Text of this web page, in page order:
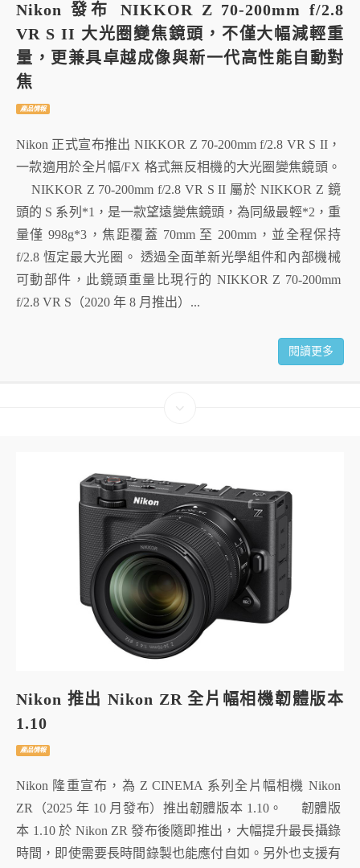
Nikon 發布 NIKKOR Z 70-200mm f/2.8
VR S II 大光圈變焦鏡頭，不僅大幅減輕重
量，更兼具卓越成像與新一代高性能自動對
焦
產品情報
Nikon 正式宣布推出 NIKKOR Z 70-200mm f/2.8 VR S II，
一款適用於全片幅/FX 格式無反相機的大光圈變焦鏡頭。
NIKKOR Z 70-200mm f/2.8 VR S II 屬於 NIKKOR Z 鏡
頭的 S 系列*1，是一款望遠變焦鏡頭，為同級最輕*2，重
量僅 998g*3，焦距覆蓋 70mm 至 200mm，並全程保持
f/2.8 恆定最大光圈。 透過全面革新光學組件和內部機械
可動部件，此鏡頭重量比現行的 NIKKOR Z 70-200mm
f/2.8 VR S（2020 年 8 月推出）...
閱讀更多
Nikon 推出 Nikon ZR 全片幅相機韌體版本
1.10
產品情報
Nikon 隆重宣布，為 Z CINEMA 系列全片幅相機 Nikon
ZR（2025 年 10 月發布）推出韌體版本 1.10。 韌體版
本 1.10 於 Nikon ZR 發布後隨即推出，大幅提升最長攝錄
時間，即使需要長時間錄製也能應付自如。另外也支援有